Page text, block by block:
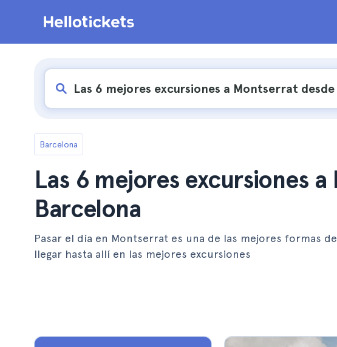
Barcelona
Las 6 mejores excursiones
Barcelona
Pasar el día en Montserrat es una de las mejores formas
llegar hasta allí en las mejores excursiones